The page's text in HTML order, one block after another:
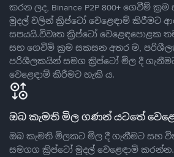
කරන ලද, Binance P2P 800+ ගෙවීම්
මුදල් වලින් ක්‍රිප්ටෝ වෙළෙඳාම් කිරීමට
සපයයි.විවෘත ක්‍රිප්ටෝ වෙළෙඳපොළක
සහ ගෙවීම් ක්‍රම සකසන අතර ම,
පරිශීලකයින් සමග ක්‍රිප්ටෝ මිල දී
වෙළෙඳාම් කිරීමට හැකි ය.
ඔබ කැමති මිල ගණන් යටතේ
ඔබ කැමති මිලකට මිල දී ගැනීමට සහ
සමගග ක්‍රිප්ටෝ මුදල් වෙළෙඳාම්